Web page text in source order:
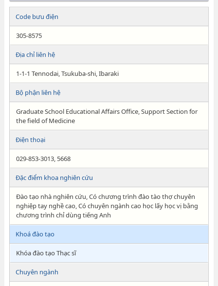
Code bưu điện
305-8575
Địa chỉ liên hệ
1-1-1 Tennodai, Tsukuba-shi, Ibaraki
Bộ phận liên hệ
Graduate School Educational Affairs Office, Support Section for
the field of Medicine
Điện thoại
029-853-3013, 5668
Đặc điểm khoa nghiên cứu
Đào tạo nhà nghiên cứu, Có chương trình đào tào thợ chuyên
nghiệp tay nghề cao, Có chuyên ngành cao học lấy học vị bằng
chương trình chỉ dùng tiếng Anh
Khoá đào tạo
Khóa đào tạo Thạc sĩ
Chuyên ngành